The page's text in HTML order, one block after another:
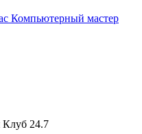
Компьютерный мастер
Клуб 24.7